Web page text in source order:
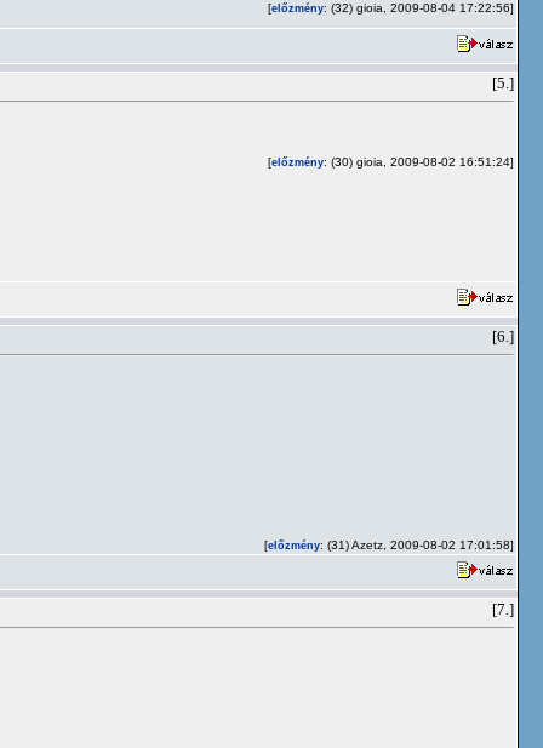
[előzmény: (32) gioia, 2009-08-04 17:22:56]
[5.]
[előzmény: (30) gioia, 2009-08-02 16:51:24]
[6.]
[előzmény: (31) Azetz, 2009-08-02 17:01:58]
[7.]